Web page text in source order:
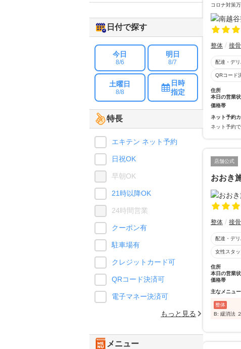
コロナ対策
整体 接
配達・デ
QRコード
住所
本日の営業
価格帯
ネット予約
ネット予約
店舗公式
おおき
整体 接
配達・デ
女性スタッ
住所
本日の営業
価格帯
主なメニュー
整体
B: 緩消法
日付で探す
今日
8/6
明日
8/7
土曜日
8/8
日時
指定
特長
エキテン ネット予約
日祝OK
早朝OK
21時以降OK
24時間営業
クーポン有
駐車場有
クレジットカード可
QRコード決済可
電子マネー決済可
もっと見る
メニュー